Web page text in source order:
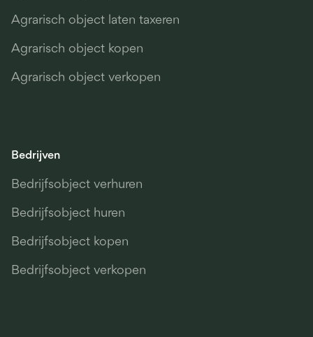
Agrarisch object laten taxeren
Agrarisch object kopen
Agrarisch object verkopen
Bedrijven
Bedrijfsobject verhuren
Bedrijfsobject huren
Bedrijfsobject kopen
Bedrijfsobject verkopen